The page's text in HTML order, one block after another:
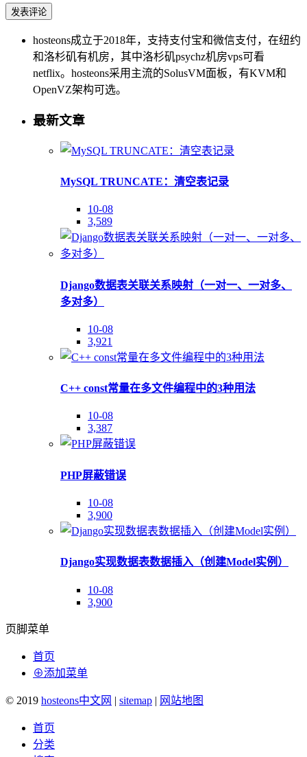
hosteons成立于2018年，支持支付宝和微信支付，在纽约
和洛杉矶有机房，其中洛杉矶psychz机房vps可看
netflix。hosteons采用主流的SolusVM面板，有KVM和
OpenVZ架构可选。
最新文章
MySQL TRUNCATE：清空表记录
10-08
3,589
Django数据表关联关系映射（一对一、一对多、
多对多）
10-08
3,921
C++ const常量在多文件编程中的3种用法
10-08
3,387
PHP屏蔽错误
10-08
3,900
Django实现数据表数据插入（创建Model实例）
10-08
3,900
页脚菜单
首页
⊕添加菜单
© 2019 hosteons中文网 | sitemap | 网站地图
首页
分类